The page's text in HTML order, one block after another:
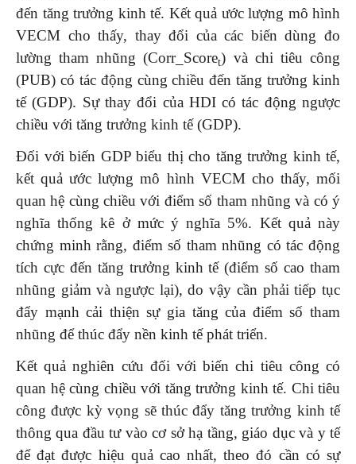
đến tăng trưởng kinh tế. Kết quả ước lượng mô hình
VECM cho thấy, thay đổi của các biến dùng đo
lường tham nhũng (Corr_Scoret) và chi tiêu công
(PUB) có tác động cùng chiều đến tăng trưởng kinh
tế (GDP). Sự thay đổi của HDI có tác động ngược
chiều với tăng trưởng kinh tế (GDP).
Đối với biến GDP biểu thị cho tăng trưởng kinh tế,
kết quả ước lượng mô hình VECM cho thấy, mối
quan hệ cùng chiều với điểm số tham nhũng và có ý
nghĩa thống kê ở mức ý nghĩa 5%. Kết quả này
chứng minh rằng, điểm số tham nhũng có tác động
tích cực đến tăng trưởng kinh tế (điểm số cao tham
nhũng giảm và ngược lại), do vậy cần phải tiếp tục
đẩy mạnh cải thiện sự gia tăng của điểm số tham
nhũng để thúc đẩy nền kinh tế phát triển.
Kết quả nghiên cứu đối với biến chi tiêu công có
quan hệ cùng chiều với tăng trưởng kinh tế. Chi tiêu
công được kỳ vọng sẽ thúc đẩy tăng trưởng kinh tế
thông qua đầu tư vào cơ sở hạ tầng, giáo dục và y tế
để đạt được hiệu quả cao nhất, theo đó cần có sự